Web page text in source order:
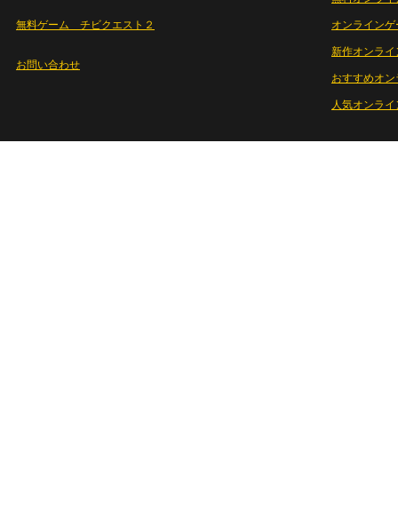
無料ゲーム チビクエスト２
お問い合わせ
オンライン
新作オンライ
おすすめオ
人気オンラ